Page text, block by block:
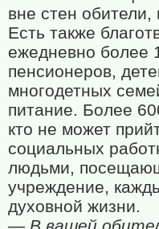
вне стен
Есть также
ежедневно более
пенсионеров,
многодетных
питание. Более
кто не может
социальных
людьми,
учреждение,
духовной жизни.